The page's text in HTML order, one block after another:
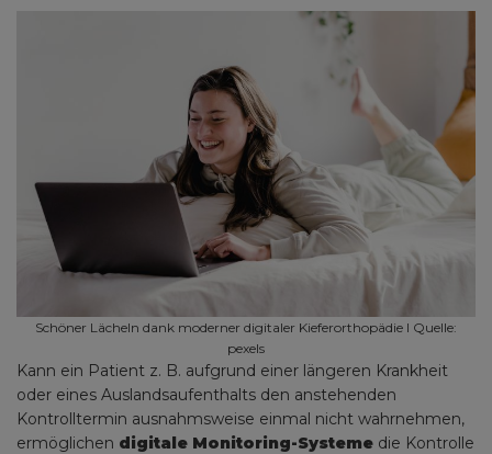
Schöner Lächeln dank moderner digitaler Kieferorthopädie I Quelle:
pexels
Kann ein Patient z. B. aufgrund einer längeren Krankheit
oder eines Auslandsaufenthalts den anstehenden
Kontrolltermin ausnahmsweise einmal nicht wahrnehmen,
ermöglichen digitale Monitoring-Systeme die Kontrolle